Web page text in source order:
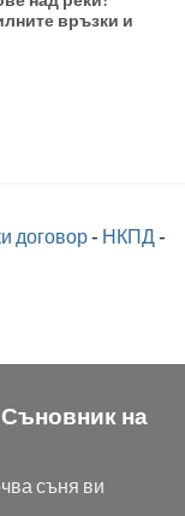
връзки и
договор- НКПД-
Съновник на
съня ви